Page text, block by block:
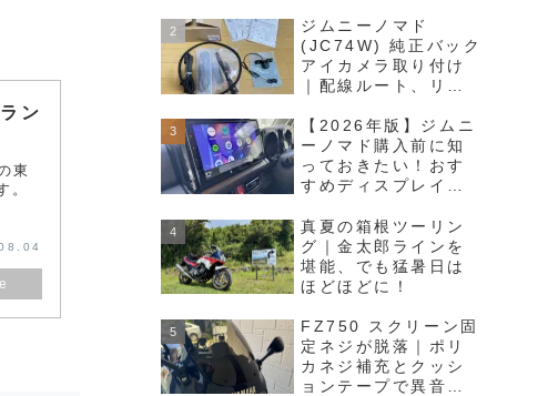
ン
東
。
ジムニーノマド
(JC74W) 純正バック
アイカメラ取り付け
｜配線ルート、リア
し方まで徹底解説
【2026年版】ジムニ
ーノマド購入前に知
っておきたい！おす
すめディスプレイオ
真夏の箱根ツーリン
グ｜金太郎ラインを
堪能、でも猛暑日は
ほどほどに！
FZ750 スクリーン固
定ネジが脱落｜ポリ
カネジ補充とクッシ
ョンテープで異音対